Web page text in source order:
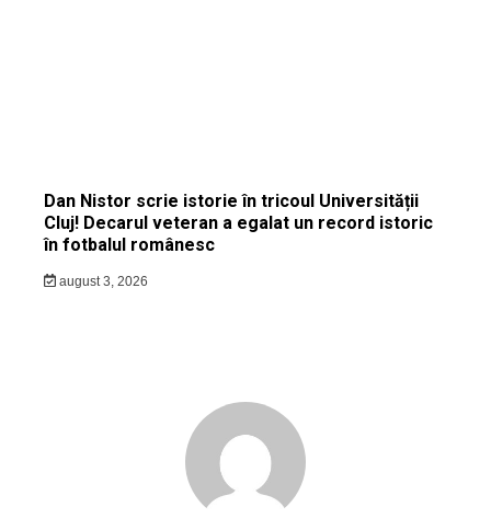
Dan Nistor scrie istorie în tricoul Universității
Cluj! Decarul veteran a egalat un record istoric
în fotbalul românesc
august 3, 2026